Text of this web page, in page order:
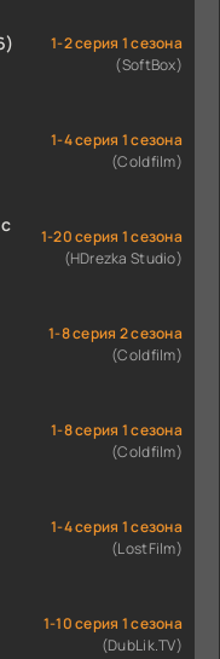
1-2 серия 1 сезона
(SoftBox)
1-4 серия 1 сезона
(Coldfilm)
1-20 серия 1 сезона
(HDrezka Studio)
1-8 серия 2 сезона
(Coldfilm)
1-8 серия 1 сезона
(Coldfilm)
1-4 серия 1 сезона
(LostFilm)
1-10 серия 1 сезона
(DubLik.TV)